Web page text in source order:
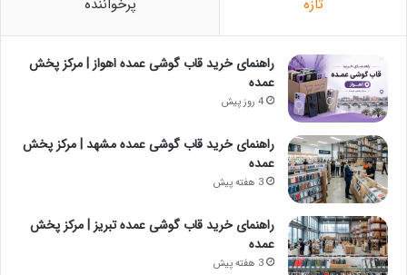
راهنمای خرید قاب گوشی عمده اهواز | مرکز پخش
عمده
4 روز پیش
راهنمای خرید قاب گوشی عمده مشهد | مرکز پخش
عمده
3 هفته پیش
راهنمای خرید قاب گوشی عمده تبریز | مرکز پخش
عمده
3 هفته پیش